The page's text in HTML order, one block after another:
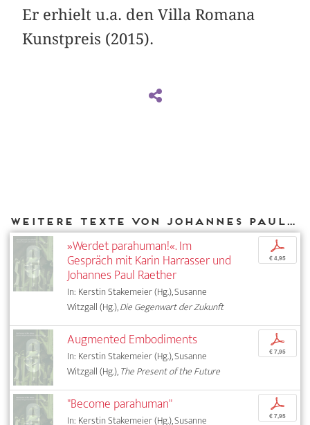
Er erhielt u.a. den Villa Romana
Kunstpreis (2015).
Weitere Texte von Johannes Paul Raether bei DIAPHANES
»Werdet parahuman!«. Im
Gespräch mit Karin Harrasser und
Johannes Paul Raether
In: Kerstin Stakemeier (Hg.), Susanne
Witzgall (Hg.),Die Gegenwart der Zukunft
p
€ 4,95
Augmented Embodiments
In: Kerstin Stakemeier (Hg.), Susanne
Witzgall (Hg.),The Present of the Future
p
€ 7,95
"Become parahuman"
In: Kerstin Stakemeier (Hg.), Susanne
p
€ 7,95